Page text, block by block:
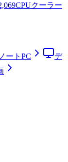
CPUクーラー
ノートPC
デ